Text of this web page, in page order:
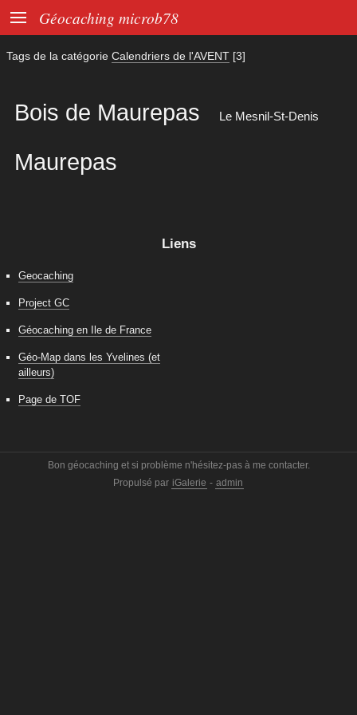
 Géocaching microb78
Tags de la catégorie Calendriers de l'AVENT [3]
Bois de Maurepas Le Mesnil-St-Denis
Maurepas
Liens
Geocaching
Project GC
Géocaching en Ile de France
Géo-Map dans les Yvelines (et
ailleurs)
Page de TOF
Bon géocaching et si problème n'hésitez-pas à me contacter.
Propulsé par iGalerie - admin